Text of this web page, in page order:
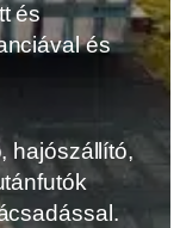
és
és
hajószállító,